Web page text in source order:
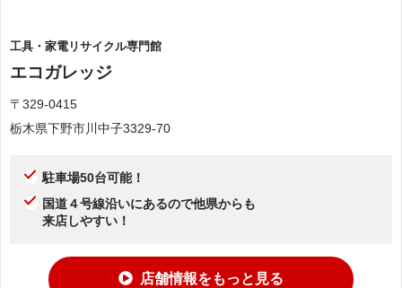
工具・家電リサイクル専門館
エコガレッジ
〒329-0415
栃木県下野市川中子3329-70
駐車場50台可能！
国道４号線沿いにあるので他県からも
来店しやすい！
店舗情報をもっと見る